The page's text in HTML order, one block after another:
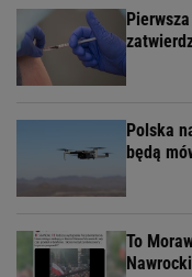
Polska
będą
To